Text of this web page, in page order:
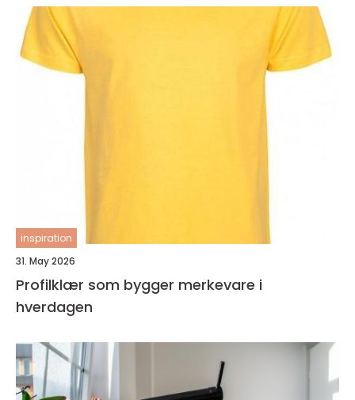
inspiration
31. May 2026
Profilklær som bygger merkevare i
hverdagen